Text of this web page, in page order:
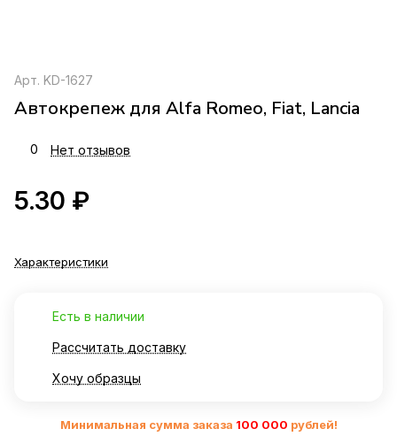
Арт. KD-1627
Автокрепеж для Alfa Romeo, Fiat, Lancia
0 Нет отзывов
5.30 ₽
Характеристики
Есть в наличии
Рассчитать доставку
Хочу образцы
Минимальная сумма заказа 100 000 рублей!